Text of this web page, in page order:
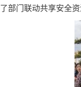
部门联动共享安全